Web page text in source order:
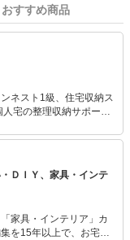
おすすめ商品
ネスト1級、住宅収納ス
整え、人生を豊かにす
しを目指しています。
ＤＩＹ、家具・インテ
家具・インテリア」カ
を15年以上で、お宅訪